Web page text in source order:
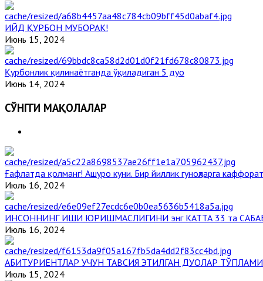
ИЙД ҚУРБОН МУБОРАК!
Июнь 15, 2024
Қурбонлик қилинаётганда ўқиладиган 5 дуо
Июнь 14, 2024
СЎНГГИ МАҚОЛАЛАР
Ғафлатда қолманг! Ашуро куни. Бир йиллик гуноҳларга
Июль 16, 2024
ИНСОННИНГ ИШИ ЮРИШМАСЛИГИНИ энг КАТТА 33 та
Июль 16, 2024
АБИТУРИЕНТЛАР УЧУН ТАВСИЯ ЭТИЛГАН ДУОЛАР ТЎПЛАМИ
Июль 15, 2024